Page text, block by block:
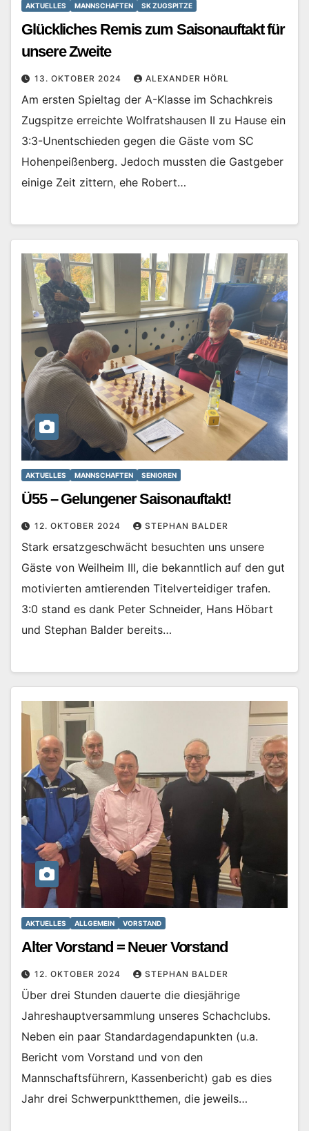
AKTUELLES MANNSCHAFTEN SK ZUGSPITZE
Glückliches Remis zum Saisonauftakt für
unsere Zweite
13. OKTOBER 2024 ALEXANDER HÖRL
Am ersten Spieltag der A-Klasse im Schachkreis
Zugspitze erreichte Wolfratshausen II zu Hause ein
3:3-Unentschieden gegen die Gäste vom SC
Hohenpeißenberg. Jedoch mussten die Gastgeber
einige Zeit zittern, ehe Robert…
AKTUELLES MANNSCHAFTEN SENIOREN
Ü55 – Gelungener Saisonauftakt!
12. OKTOBER 2024 STEPHAN BALDER
Stark ersatzgeschwächt besuchten uns unsere
Gäste von Weilheim III, die bekanntlich auf den gut
motivierten amtierenden Titelverteidiger trafen.
3:0 stand es dank Peter Schneider, Hans Höbart
und Stephan Balder bereits…
AKTUELLES ALLGEMEIN VORSTAND
Alter Vorstand = Neuer Vorstand
12. OKTOBER 2024 STEPHAN BALDER
Über drei Stunden dauerte die diesjährige
Jahreshauptversammlung unseres Schachclubs.
Neben ein paar Standardagendapunkten (u.a.
Bericht vom Vorstand und von den
Mannschaftsführern, Kassenbericht) gab es dies
Jahr drei Schwerpunktthemen, die jeweils…